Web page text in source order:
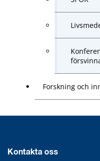
Forskning och
Kontakta oss